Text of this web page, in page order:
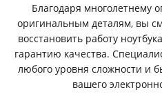
Благодаря многолетнему
оригинальным деталям, вы
восстановить работу
гарантию качества.
любого уровня сложности и
вашего